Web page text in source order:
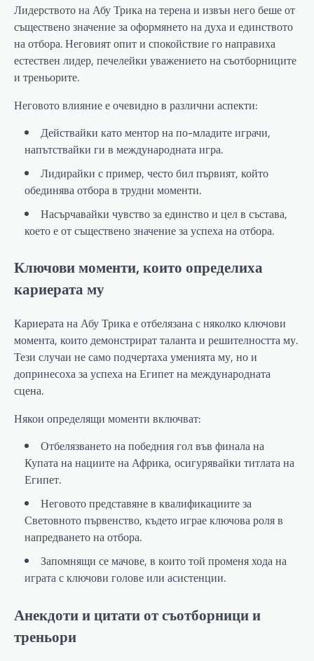
Лидерството на Абу Трика на терена и извън него беше от
съществено значение за оформянето на духа и единството
на отбора. Неговият опит и спокойствие го направиха
естествен лидер, печелейки уважението на съотборниците
и треньорите.
Неговото влияние е очевидно в различни аспекти:
Действайки като ментор на по-младите играчи,
напътствайки ги в международната игра.
Лидирайки с пример, често бил първият, който
обединява отбора в трудни моменти.
Насърчавайки чувство за единство и цел в състава,
което е от съществено значение за успеха на отбора.
Ключови моменти, които определиха
кариерата му
Кариерата на Абу Трика е отбелязана с няколко ключови
момента, които демонстрират таланта и решителността му.
Тези случаи не само подчертаха уменията му, но и
допринесоха за успеха на Египет на международната
сцена.
Някои определящи моменти включват:
Отбелязването на победния гол във финала на
Купата на нациите на Африка, осигурявайки титлата на
Египет.
Неговото представяне в квалификациите за
Световното първенство, където играе ключова роля в
напредването на отбора.
Запомнящи се мачове, в които той променя хода на
играта с ключови голове или асистенции.
Анекдоти и цитати от съотборници и
треньори